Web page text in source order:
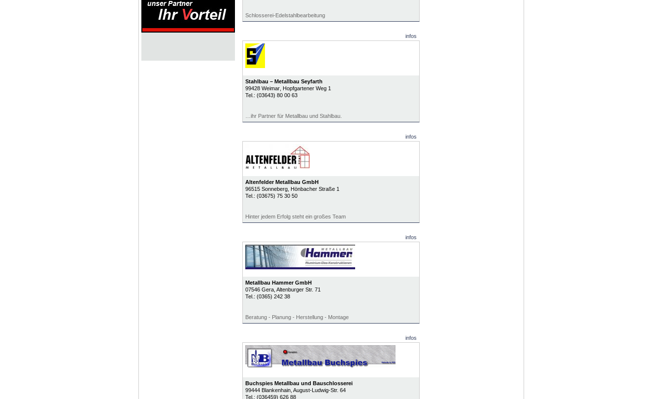
Schlosserei-Edelstahlbearbeitung
infos
Stahlbau – Metallbau Seyfarth
99428 Weimar, Hopfgartener Weg 1
Tel.: (03643) 80 00 63
…ihr Partner für Metallbau und Stahlbau.
infos
Altenfelder Metallbau GmbH
96515 Sonneberg, Hönbacher Straße 1
Tel.: (03675) 75 30 50
Hinter jedem Erfolg steht ein großes Team
infos
Metallbau Hammer GmbH
07546 Gera, Altenburger Str. 71
Tel.: (0365) 242 38
Beratung - Planung - Herstellung - Montage
infos
Buchspies Metallbau und Bauschlosserei
99444 Blankenhain, August-Ludwig-Str. 64
Tel.: (036459) 626 88